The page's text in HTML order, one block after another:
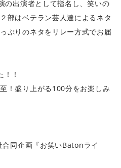
の出演者として指名し、笑いの
部はベテラン芸人達によるネタ
ぷりのネタをリレー方式でお届
！
！盛り上がる100分をお楽しみ
同企画『お笑いBatonライ